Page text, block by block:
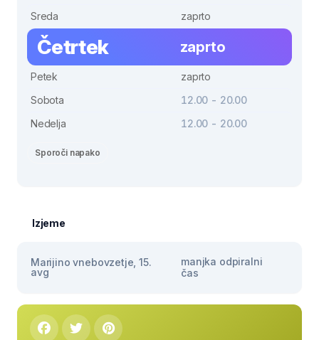
Sreda
zaprto
Četrtek zaprto
Petek
zaprto
Sobota
12.00 - 20.00
Nedelja
12.00 - 20.00
Sporoči napako
Izjeme
Marijino vnebovzetje, 15.
avg
manjka odpiralni
čas